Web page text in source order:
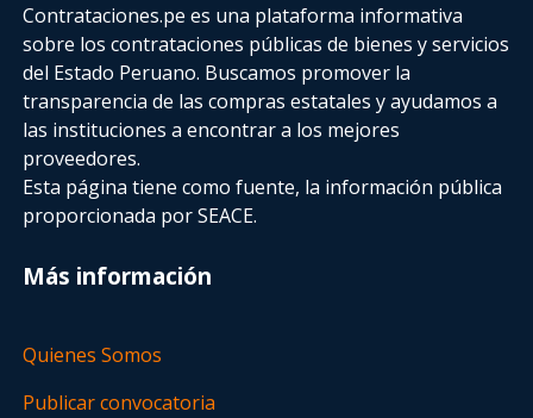
Contrataciones.pe es una plataforma informativa
sobre los contrataciones públicas de bienes y servicios
del Estado Peruano. Buscamos promover la
transparencia de las compras estatalesy ayudamos a
las instituciones a encontrar a los mejores
proveedores.
Esta página tiene como fuente, la información pública
proporcionada por SEACE.
Más información
Quienes Somos
Publicar convocatoria